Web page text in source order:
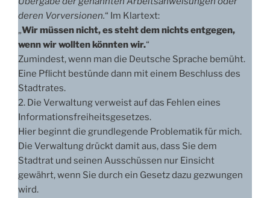
deren Vorversionen.“ Im Klartext:
„Wir müssen nicht, es steht dem nichts entgegen,
wenn wir wollten könnten wir.“
Zumindest, wenn man die Deutsche Sprache bemüht.
Eine Pflicht bestünde dann mit einem Beschluss des
Stadtrates.
2. Die Verwaltung verweist auf das Fehlen eines
Informationsfreiheitsgesetzes.
Hier beginnt die grundlegende Problematik für mich.
Die Verwaltung drückt damit aus, dass Sie dem
Stadtrat und seinen Ausschüssen nur Einsicht
gewährt, wenn Sie durch ein Gesetz dazu gezwungen
wird.